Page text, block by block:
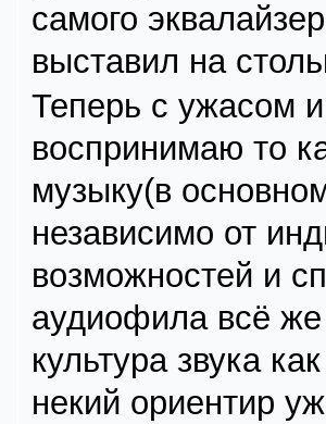
самого
выставил на
Теперь с ужасом
воспринимаю то
музыку(в
независимо от
возможностей и
аудиофила всё же
культура звука
некий ориентир